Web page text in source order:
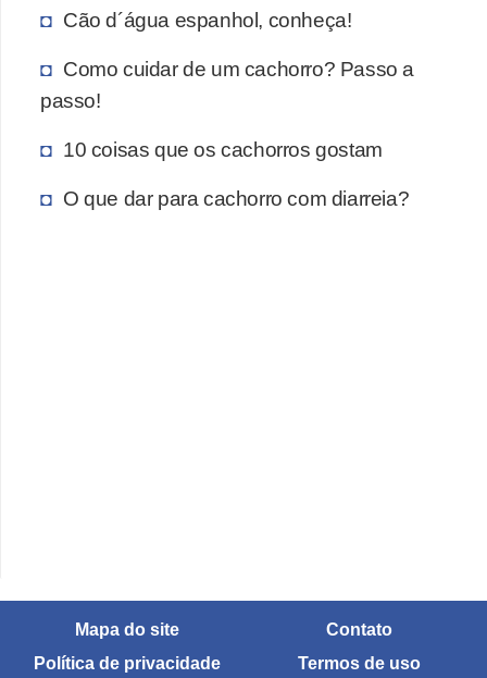
Cão d´água espanhol, conheça!
Como cuidar de um cachorro? Passo a
passo!
10 coisas que os cachorros gostam
O que dar para cachorro com diarreia?
Mapa do site
Contato
Política de privacidade
Termos de uso